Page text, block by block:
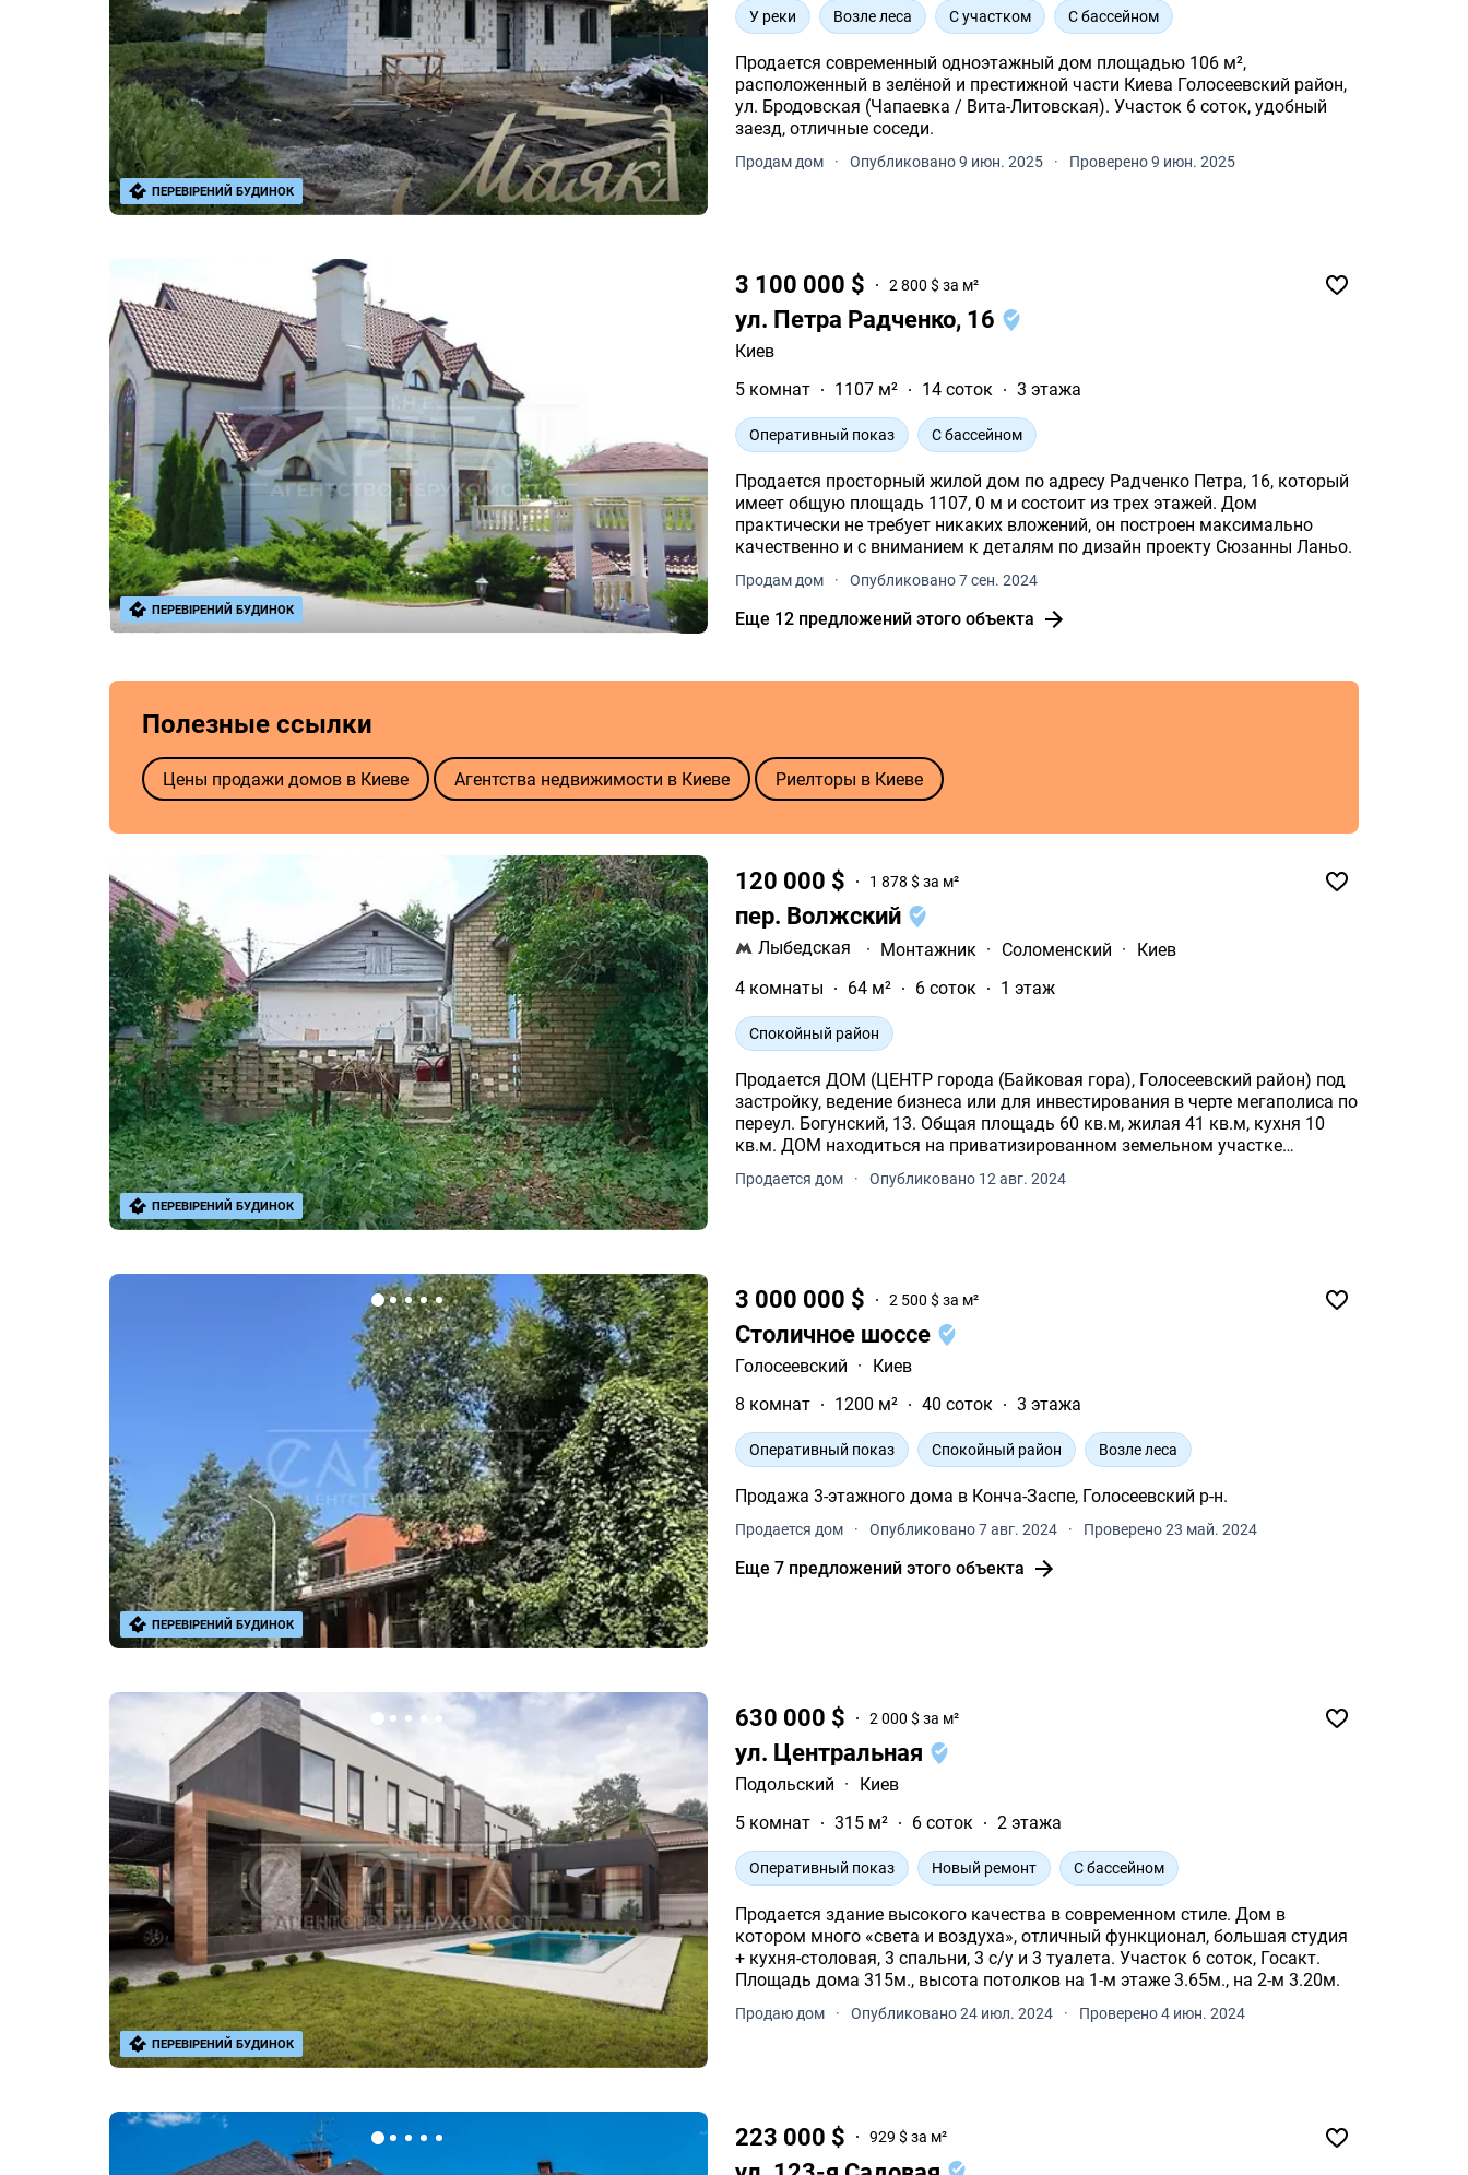
У реки Возле леса С участком С бассейном
Продается современный одноэтажный дом площадью 106 м²,
расположенный в зелёной и престижной части Киева Голосеевский район,
ул. Бродовская (Чапаевка / Вита-Литовская). Участок 6 соток, удобный
заезд, отличные соседи.
Продам дом · Опубликовано 9 июн. 2025 · Проверено 9 июн. 2025
ПЕРЕВІРЕНИЙ БУДИНОК
3 100 000 $ 2 800 $ за м²
ул. Петра Радченко, 16
Киев
5 комнат
1107 м² 14 соток 3 этажа
Оперативный показ С бассейном
Продается просторный жилой дом по адресу Радченко Петра, 16, который
имеет общую площадь 1107, 0 м и состоит из трех этажей. Дом
практически не требует никаких вложений, он построен максимально
качественно и с вниманием к деталям по дизайн проекту Сюзанны Ланьо.
Продам дом · Опубликовано 7 сен. 2024
Еще 12 предложений этого объекта
ПЕРЕВІРЕНИЙ БУДИНОК
Полезные ссылки
Цены продажи домов в Киеве Агентства недвижимости в Киеве Риелторы в Киеве
120 000 $ 1 878 $ за м²
пер. Волжский
Лыбедская · Монтажник · Соломенский ·
Киев
4 комнаты
64 м² 6 соток 1 этаж
Спокойный район
Продается ДОМ (ЦЕНТР города (Байковая гора), Голосеевский район) под
застройку, ведение бизнеса или для инвестирования в черте мегаполиса по
переул. Богунский, 13. Общая площадь 60 кв.м, жилая 41 кв.м, кухня 10
кв.м. ДОМ находиться на приватизированном земельном участке
Продается дом · Опубликовано 12 авг. 2024
ПЕРЕВІРЕНИЙ БУДИНОК
3 000 000 $ 2 500 $ за м²
Столичное шоссе
Голосеевский ·
Киев
8 комнат
1200 м² 40 соток 3 этажа
Оперативный показ Спокойный район Возле леса
Продажа 3-этажного дома в Конча-Заспе, Голосеевский р-н.
Продается дом · Опубликовано 7 авг. 2024 · Проверено 23 май. 2024
Еще 7 предложений этого объекта
ПЕРЕВІРЕНИЙ БУДИНОК
630 000 $ 2 000 $ за м²
ул. Центральная
Подольский ·
Киев
5 комнат
315 м² 6 соток 2 этажа
Оперативный показ Новый ремонт С бассейном
Продается здание высокого качества в современном стиле. Дом в
котором много «света и воздуха», отличный функционал, большая студия
+ кухня-столовая, 3 спальни, 3 с/у и 3 туалета. Участок 6 соток, Госакт.
Площадь дома 315м., высота потолков на 1-м этаже 3.65м., на 2-м 3.20м.
Продаю дом · Опубликовано 24 июл. 2024 · Проверено 4 июн. 2024
ПЕРЕВІРЕНИЙ БУДИНОК
223 000 $ 929 $ за м²